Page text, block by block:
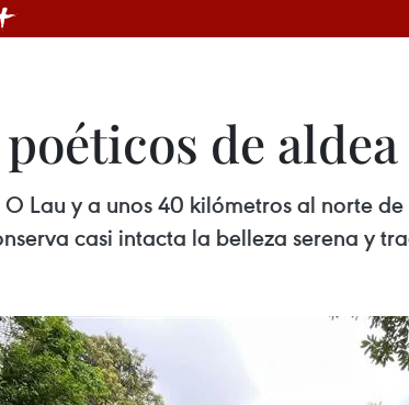
de
Lau y a unos 40 kilómetros al norte
casi intacta la belleza serena y